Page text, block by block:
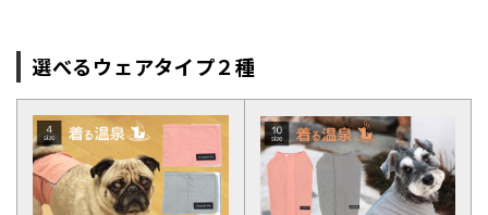
選べるウェアタイプ２種